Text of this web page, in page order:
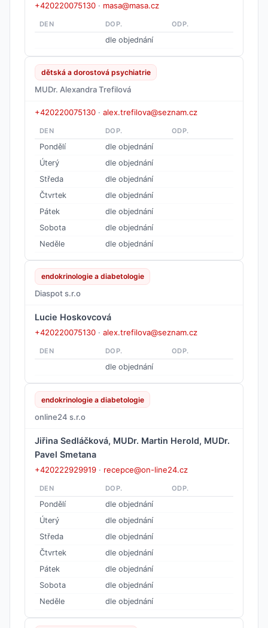
+420220075130 · masa@masa.cz
DEN DOP. ODP.
dle objednání
dětská a dorostová psychiatrie
MUDr. Alexandra Trefilová
+420220075130 · alex.trefilova@seznam.cz
DEN DOP. ODP.
Pondělí
dle objednání
Úterý
dle objednání
Středa
dle objednání
Čtvrtek
dle objednání
Pátek
dle objednání
Sobota
dle objednání
Neděle
dle objednání
endokrinologie a diabetologie
Diaspot s.r.o
Lucie Hoskovcová
+420220075130 · alex.trefilova@seznam.cz
DEN DOP. ODP.
dle objednání
endokrinologie a diabetologie
online24 s.r.o
Jiřina Sedláčková, MUDr. Martin Herold, MUDr.
Pavel Smetana
+420222929919 · recepce@on-line24.cz
DEN DOP. ODP.
Pondělí
dle objednání
Úterý
dle objednání
Středa
dle objednání
Čtvrtek
dle objednání
Pátek
dle objednání
Sobota
dle objednání
Neděle
dle objednání